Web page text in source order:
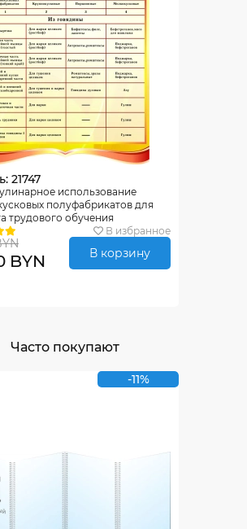
21747
использование
полуфабрикатов для
трудового обучения
В избранное
BYN В корзину
Часто покупают
-11%